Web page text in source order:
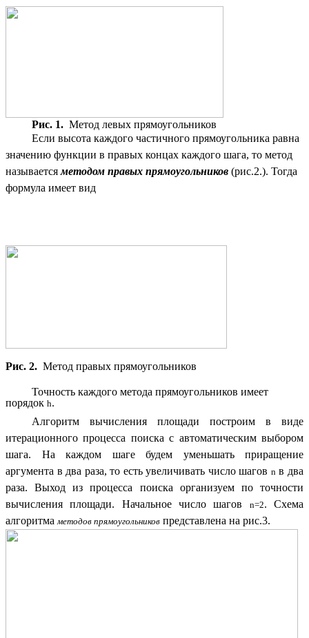
Рис. 1.Метод левых прямоугольников
Если высота каждого частичного прямоугольника равна
значению функции в правых концах каждого шага, то метод
называетсяметодом правых прямоугольников (рис.2.). Тогда
формула имеет вид
Рис. 2. Метод правых прямоугольников
Точность каждого метода прямоугольников имеет
порядок h.
Алгоритм вычисления площади построим в виде
итерационного процесса поиска с автоматическим выбором
шага. На каждом шаге будем уменьшать приращение
аргумента в два раза, то есть увеличивать число шагов n в два
раза. Выход из процесса поиска организуем по точности
вычисления площади. Начальное число шагов n=2. Схема
алгоритма методов прямоугольников представлена на рис.3.